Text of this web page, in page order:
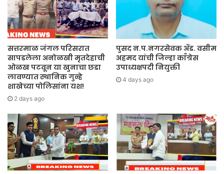
सत्तरमाळ जंगल परिसरात
सापडलेला अनोळखी मृतदेहाची
ओळख पटवून या खुनाचा छडा
लावण्यात स्थानिक गुन्हे
शाखेच्या पोलिसांना यश!
2 days ago
पुसद न.प.नगरसेवक ॲड. वसीम
अहमद यांची जिल्हा काँग्रेस
उपाध्यक्षपदी नियुक्ती
4 days ago